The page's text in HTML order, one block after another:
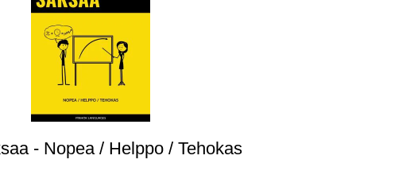
- Nopea / Helppo / Tehokas